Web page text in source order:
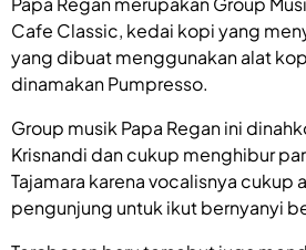
Cafe Classic, kedai kopi yang
yang dibuat menggunakan alat
dinamakan Pumpresso.
Group musik Papa Regan ini
Krisnandi dan cukup menghibur
Tajamara karena vocalisnya cukup
pengunjung untuk ikut bernyanyi